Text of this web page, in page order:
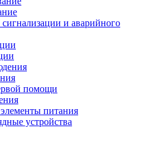
и аварийного
помощи
питания
устройства